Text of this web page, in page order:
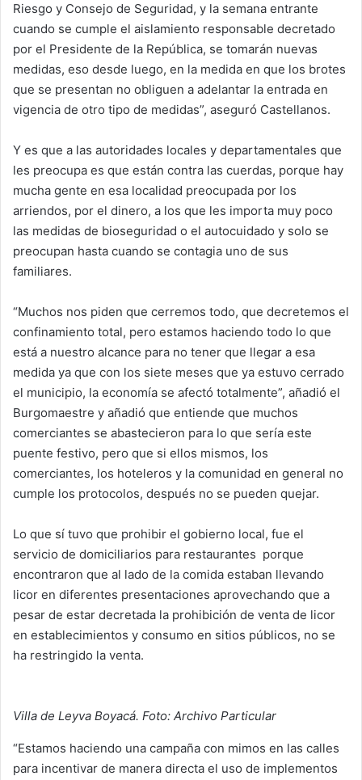
Riesgo y Consejo de Seguridad, y la semana entrante
cuando se cumple el aislamiento responsable decretado
por el Presidente de la República, se tomarán nuevas
medidas, eso desde luego, en la medida en que los brotes
que se presentan no obliguen a adelantar la entrada en
vigencia de otro tipo de medidas”, aseguró Castellanos.
Y es que a las autoridades locales y departamentales que
les preocupa es que están contra las cuerdas, porque hay
mucha gente en esa localidad preocupada por los
arriendos, por el dinero, a los que les importa muy poco
las medidas de bioseguridad o el autocuidado y solo se
preocupan hasta cuando se contagia uno de sus
familiares.
“Muchos nos piden que cerremos todo, que decretemos el
confinamiento total, pero estamos haciendo todo lo que
está a nuestro alcance para no tener que llegar a esa
medida ya que con los siete meses que ya estuvo cerrado
el municipio, la economía se afectó totalmente”, añadió el
Burgomaestre y añadió que entiende que muchos
comerciantes se abastecieron para lo que sería este
puente festivo, pero que si ellos mismos, los
comerciantes, los hoteleros y la comunidad en general no
cumple los protocolos, después no se pueden quejar.
Lo que sí tuvo que prohibir el gobierno local, fue el
servicio de domiciliarios para restaurantes porque
encontraron que al lado de la comida estaban llevando
licor en diferentes presentaciones aprovechando que a
pesar de estar decretada la prohibición de venta de licor
en establecimientos y consumo en sitios públicos, no se
ha restringido la venta.
Villa de Leyva Boyacá. Foto: Archivo Particular
“Estamos haciendo una campaña con mimos en las calles
para incentivar de manera directa el uso de implementos